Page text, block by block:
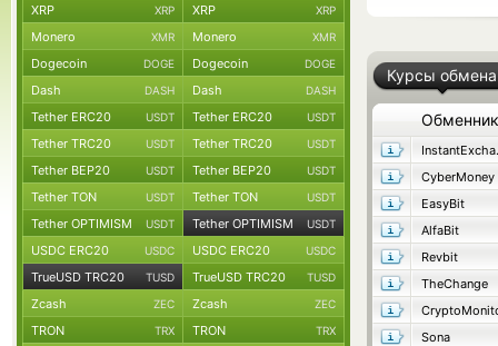
Курсы обмена
Обменник
CyberMoney
EasyBit
AlfaBit
Revbit
TheChange
Sona
XRP XRP XRP XRP
Monero XMR Monero XMR
Dogecoin DOGE Dogecoin DOGE
Dash DASH Dash DASH
Tether ERC20 USDT Tether ERC20 USDT
Tether TRC20 USDT Tether TRC20 USDT
Tether BEP20 USDT Tether BEP20 USDT
Tether TON USDT Tether TON USDT
Tether OPTIMISM USDT Tether OPTIMISM USDT
USDC ERC20 USDC USDC ERC20 USDC
TrueUSD TRC20 TUSD TrueUSD TRC20 TUSD
Zcash ZEC Zcash ZEC
TRON TRX TRON TRX